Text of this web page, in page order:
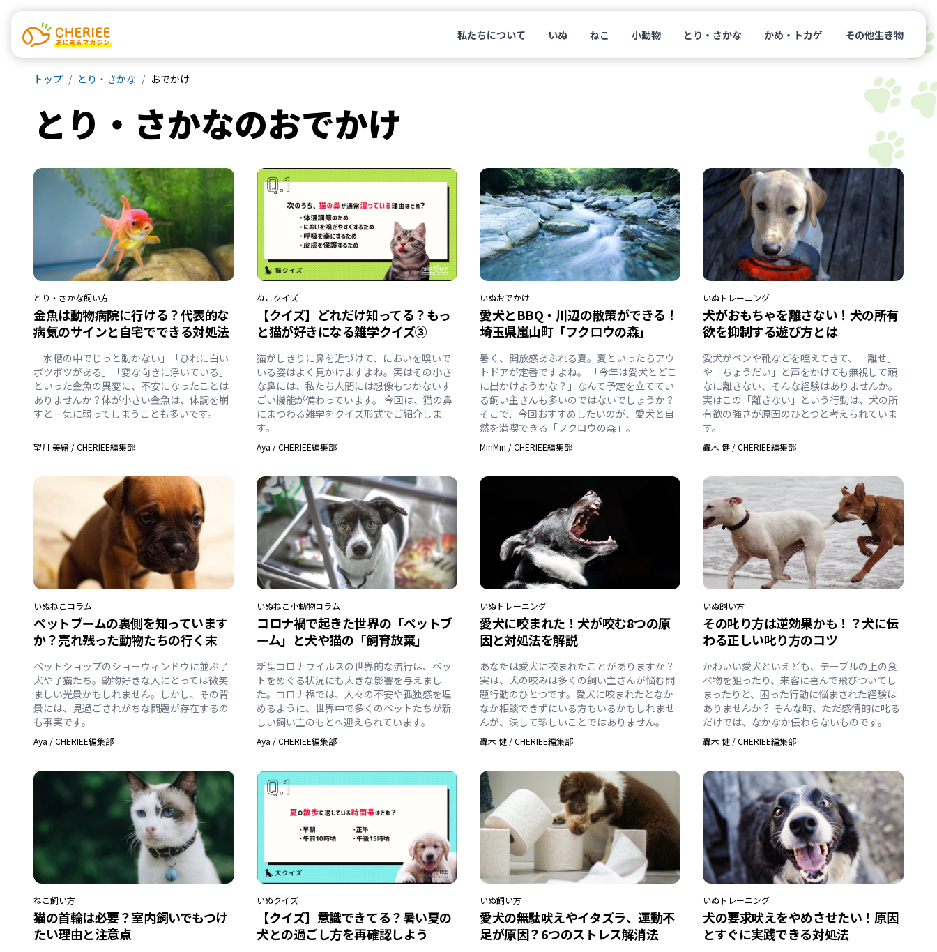
私たちについて いぬ ねこ 小動物 とり・さかな かめ・トカゲ その他生き物
トップ とり・さかな おでかけ
とり・さかなのおでかけ
とり・さかな飼い方
金魚は動物病院に行ける？代表的な
病気のサインと自宅でできる対処法
「水槽の中でじっと動かない」「ひれに白い
ポツポツがある」「変な向きに浮いている」
といった金魚の異変に、不安になったことは
ありませんか？体が小さい金魚は、体調を崩
すと一気に弱ってしまうことも多いです。
望月 美緒 /CHERIEE編集部
ねこクイズ
【クイズ】どれだけ知ってる？もっ
と猫が好きになる雑学クイズ③
猫がしきりに鼻を近づけて、においを嗅いで
いる姿はよく見かけますよね。実はその小さ
な鼻には、私たち人間には想像もつかないす
ごい機能が備わっています。 今回は、猫の鼻
にまつわる雑学をクイズ形式でご紹介しま
す。
Aya /CHERIEE編集部
いぬおでかけ
愛犬とBBQ・川辺の散策ができる！
埼玉県嵐山町「フクロウの森」
暑く、開放感あふれる夏。夏といったらアウ
トドアが定番ですよね。 「今年は愛犬とどこ
に出かけようかな？」なんて予定を立ててい
る飼い主さんも多いのではないでしょうか？
そこで、今回おすすめしたいのが、愛犬と自
然を満喫できる「フクロウの森」。
MinMin /CHERIEE編集部
いぬトレーニング
犬がおもちゃを離さない！犬の所有
欲を抑制する遊び方とは
愛犬がペンや靴などを咥えてきて、「離せ」
や「ちょうだい」と声をかけても無視して頑
なに離さない、そんな経験はありませんか。
実はこの「離さない」という行動は、犬の所
有欲の強さが原因のひとつと考えられていま
す。
轟木 健 /CHERIEE編集部
いぬねこコラム
ペットブームの裏側を知っています
か？売れ残った動物たちの行く末
ペットショップのショーウィンドウに並ぶ子
犬や子猫たち。動物好きな人にとっては微笑
ましい光景かもしれません。しかし、その背
景には、見過ごされがちな問題が存在するの
も事実です。
Aya /CHERIEE編集部
いぬねこ小動物コラム
コロナ禍で起きた世界の「ペットブ
ーム」と犬や猫の「飼育放棄」
新型コロナウイルスの世界的な流行は、ペッ
トをめぐる状況にも大きな影響を与えまし
た。コロナ禍では、人々の不安や孤独感を埋
めるように、世界中で多くのペットたちが新
しい飼い主のもとへ迎えられています。
Aya /CHERIEE編集部
いぬトレーニング
愛犬に咬まれた！犬が咬む8つの原
因と対処法を解説
あなたは愛犬に咬まれたことがありますか？
実は、犬の咬みは多くの飼い主さんが悩む問
題行動のひとつです。愛犬に咬まれたとなか
なか相談できずにいる方もいるかもしれませ
んが、決して珍しいことではありません。
轟木 健 /CHERIEE編集部
いぬ飼い方
その叱り方は逆効果かも！？犬に伝
わる正しい叱り方のコツ
かわいい愛犬といえども、テーブルの上の食
べ物を狙ったり、来客に喜んで飛びついてし
まったりと、困った行動に悩まされた経験は
ありませんか？ そんな時、ただ感情的に叱る
だけでは、なかなか伝わらないものです。
轟木 健 /CHERIEE編集部
ねこ飼い方
猫の首輪は必要？室内飼いでもつけ
たい理由と注意点
いぬクイズ
【クイズ】意識できてる？暑い夏の
犬との過ごし方を再確認しよう
いぬ飼い方
愛犬の無駄吠えやイタズラ、運動不
足が原因？6つのストレス解消法
いぬトレーニング
犬の要求吠えをやめさせたい！原因
とすぐに実践できる対処法